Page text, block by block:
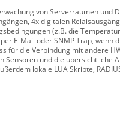
von Serverräumen und
4x digitalen
(z.B. die
E-Mail oder SNMP Trap,
für die Verbindung mit andere
und die übersichtliche
lokale LUA Skripte,